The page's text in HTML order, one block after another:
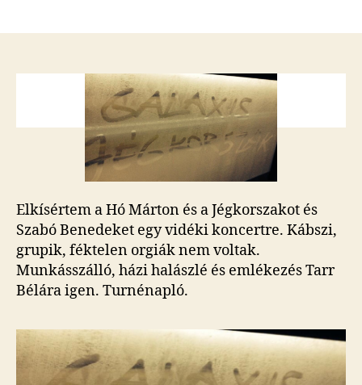
magyar
zenekarral
és
ez
lett
a
vége
bejegyzéshez
Elkísértem a Hó Márton és a Jégkorszakot és
Szabó Benedeket egy vidéki koncertre. Kábszi,
grupik, féktelen orgiák nem voltak.
Munkásszálló, házi halászlé és emlékezés Tarr
Bélára igen. Turnénapló.